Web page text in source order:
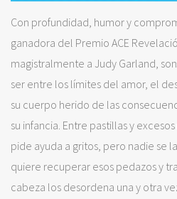
Con profundidad, humor y
ganadora del Premio ACE
magistralmente a Judy Garland,
ser entre los límites del amor, el
su cuerpo herido de las
su infancia. Entre pastillas y
pide ayuda a gritos, pero nadie se
quiere recuperar esos pedazos y
cabeza los desordena una y otra